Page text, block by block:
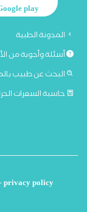
play
المدونة الطبية
أسئلة وأجوبة من
البحث عن طبيب
حاسبة السعرات
privacy policy